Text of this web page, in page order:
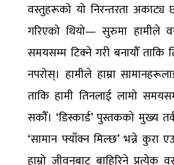
वस्तुहरूको यो निरन्तरता अकाट्य
गरिएको थियो— सुरुमा हामीले
समयसम्म टिक्ने गरी बनायौँ ताकि
नपरोस्। हामीले हाम्रा
ताकि हामी तिनलाई लामो
सकौँ। ‘डिस्कार्ड’ पुस्तकको मुख्य
‘सामान फ्याँक्न मिल्छ’ भन्ने कुरा